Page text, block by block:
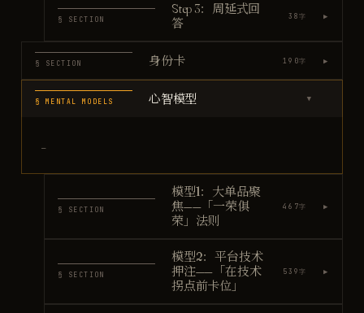
§ SECTION
Step 3：周延式回
答
38字 ▶
§ SECTION 身份卡 190字 ▶
§ MENTAL MODELS 心智模型 ▶
—
§ SECTION
模型1：大单品聚
焦——「一荣俱
荣」法则
467字 ▶
§ SECTION
模型2：平台技术
押注——「在技术
拐点前卡位」
539字 ▶